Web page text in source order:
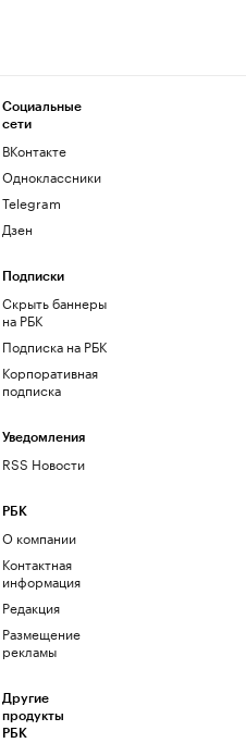
Социальные
сети
ВКонтакте
Одноклассники
Telegram
Дзен
Подписки
Скрыть баннеры
на РБК
Подписка на РБК
Корпоративная
подписка
Уведомления
RSS Новости
РБК
О компании
Контактная
информация
Редакция
Размещение
рекламы
Другие
продукты
РБК